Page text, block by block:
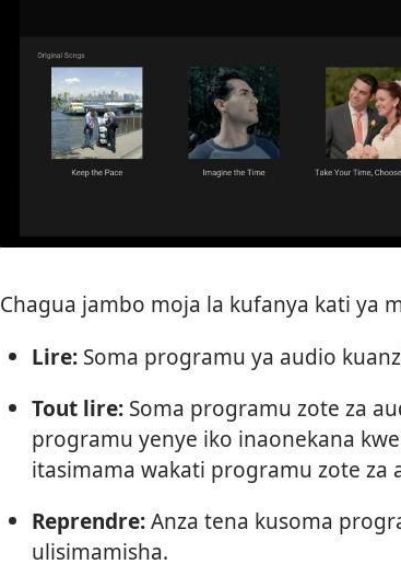
Chagua jambo moja la kufanya kati ya
Lire:Soma programu ya audio
Tout lire:Soma programu zote za
programu yenye iko inaonekana
itasimama wakati programu zote za
Reprendre:Anza tena kusoma
ulisimamisha.